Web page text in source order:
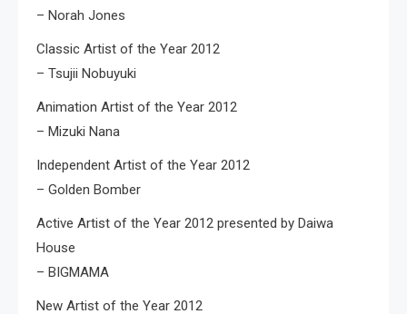
– Norah Jones
Classic Artist of the Year 2012
– Tsujii Nobuyuki
Animation Artist of the Year 2012
– Mizuki Nana
Independent Artist of the Year 2012
– Golden Bomber
Active Artist of the Year 2012 presented by Daiwa
House
– BIGMAMA
New Artist of the Year 2012